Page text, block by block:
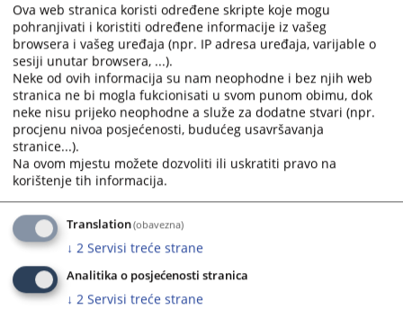
and
select
a
date.
Press
the
question
mark
key
get
the
keyboard
shortcuts
for
and
select
a
date.
Press
the
question
mark
key
the
keyboard
shortcuts
for
Ova web stranica koristi određene skripte koje mogu
pohranjivati i koristiti određene informacije iz vašeg
browsera i vašeg uređaja (npr. IP adresa uređaja, varijable o
sesiji unutar browsera, ...).
Neke od ovih informacija su nam neophodne i bez njih web
stranica ne bi mogla fukcionisati u svom punom obimu, dok
neke nisu prijeko neophodne a služe za dodatne stvari (npr.
procjenu nivoa posjećenosti, budućeg usavršavanja
stranice...).
Na ovom mjestu možete dozvoliti ili uskratiti pravo na
korištenje tih informacija.
Translation(obavezna)
↓ 2 Servisi treće strane
Analitika o posjećenosti stranica
↓ 2 Servisi treće strane